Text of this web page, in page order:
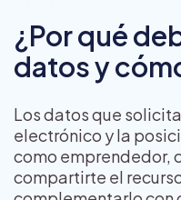
¿Por qué
datos y
Los datos que
electrónico y la
como emprendedor,
compartirte el